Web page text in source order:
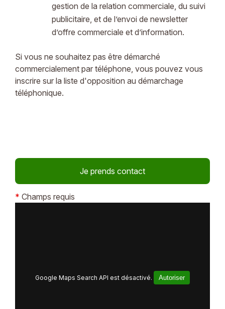
gestion de la relation commerciale, du suivi
publicitaire, et de l’envoi de newsletter
d’offre commerciale et d’information.
Si vous ne souhaitez pas être démarché
commercialement par téléphone, vous pouvez vous
inscrire sur la liste d'opposition au démarchage
téléphonique.
* Champs requis
Google Maps Search API est désactivé. Autoriser